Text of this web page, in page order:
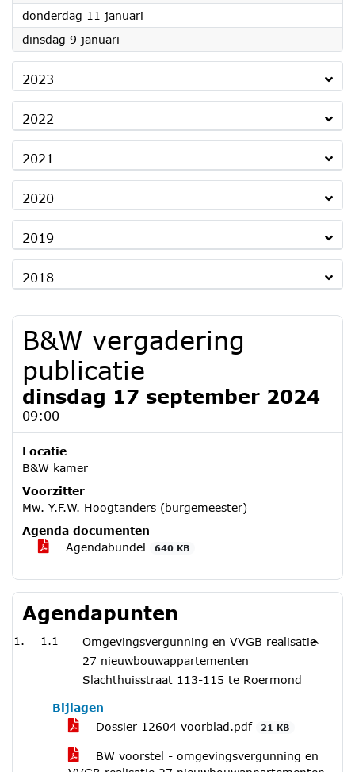
donderdag 11 januari
dinsdag 9 januari
2023
2022
2021
2020
2019
2018
B&W vergadering
publicatie
dinsdag 17 september 2024
09:00
Locatie
B&W kamer
Voorzitter
Mw. Y.F.W. Hoogtanders (burgemeester)
Agenda documenten
Agendabundel
640 KB
Agendapunten
1.1
Omgevingsvergunning en VVGB realisatie
27 nieuwbouwappartementen
Slachthuisstraat 113-115 te Roermond
Bijlagen
Dossier 12604 voorblad.pdf
21 KB
BW voorstel - omgevingsvergunning en